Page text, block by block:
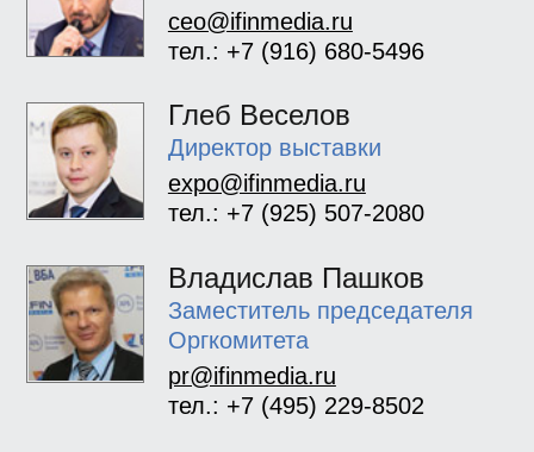
ceo@ifinmedia.ru
тел.: +7 (916) 680-5496
Глеб Веселов
Директор выставки
expo@ifinmedia.ru
тел.: +7 (925) 507-2080
Владислав Пашков
Заместитель председателя
Оргкомитета
pr@ifinmedia.ru
тел.: +7 (495) 229-8502